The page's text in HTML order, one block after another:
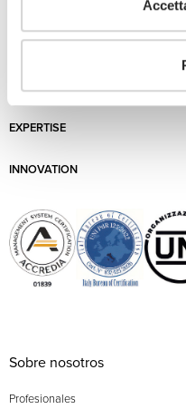
Competencias
GOVERNANCE & RESPONSIBILITY
EXPERTISE
INNOVATION
Sobre nosotros
Profesionales